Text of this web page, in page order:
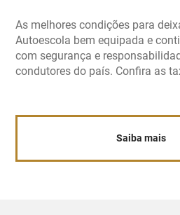
As melhores condições para
Autoescola bem equipada e
com segurança e
condutores do país. Confira as
Saiba mais